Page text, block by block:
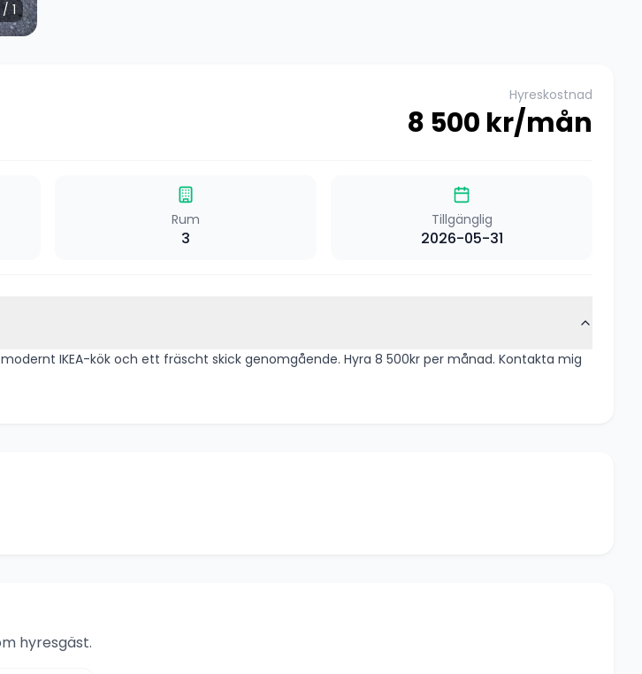
/1
Hyreskostnad
8 500 kr/mån
Rum
3
Tillgänglig
2026-05-31
IKEA-kök och ett fräscht skick genomgående. Hyra 8 500kr per månad. Kontakta mig
hyresgäst.